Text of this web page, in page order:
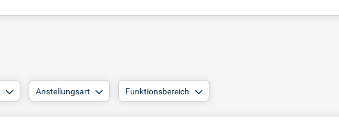
Anstellungsart Funktionsbereich